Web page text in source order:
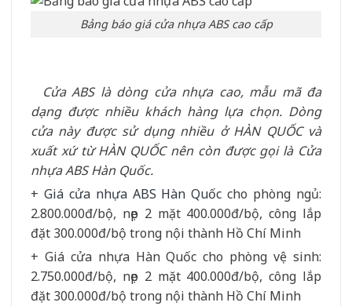
Bảng báo giá cửa nhựa ABS cao cấp
Cửa ABS là dòng cửa nhựa cao, mẫu mã đa
dạng được nhiều khách hàng lựa chọn. Dòng
cửa này được sử dụng nhiều ở HÀN QUỐC và
xuất xứ từ HÀN QUỐC nên còn được gọi là Cửa
nhựa ABS Hàn Quốc.
+ Giá cửa nhựa ABS Hàn Quốc cho phòng ngủ:
2.800.000đ/bộ, nẹp 2 mặt 400.000đ/bộ, công lắp
đặt 300.000đ/bộ trong nội thành Hồ Chí Minh
+ Giá cửa nhựa Hàn Quốc cho phòng vệ sinh:
2.750.000đ/bộ, nẹp 2 mặt 400.000đ/bộ, công lắp
đặt 300.000đ/bộ trong nội thành Hồ Chí Minh